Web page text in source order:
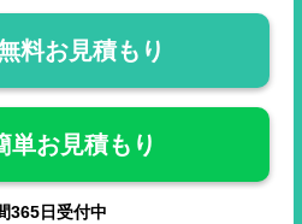
料お見積もり
単お見積もり
365日受付中